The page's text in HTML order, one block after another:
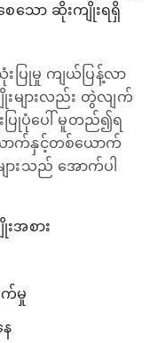
ေသော ဆိုးကျိုးရရှိ
ြုမှု ကျယ်ပြန့်လာ
များလည်း တွဲလျက်
ပုံပေါ် မူတည်၍ရ
ာက်နှင့်တစ်ယောက်
ားသည် အောက်ပါ
အစား
က်မှု